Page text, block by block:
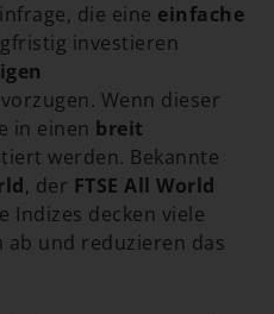
die eine einfache
investieren
Wenn dieser
in einen breit
werden. Bekannte
, der FTSE All World
Indizes decken viele
und reduzieren das